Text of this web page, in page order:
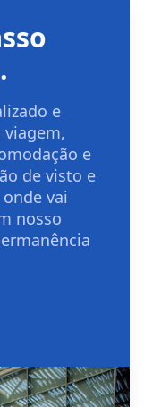
e
viagem,
e
de visto e
vai
nosso